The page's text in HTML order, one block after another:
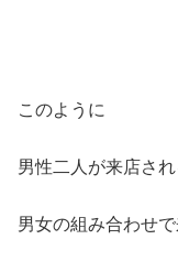
このように
男性二人が来店さ
男女の組み合わせ